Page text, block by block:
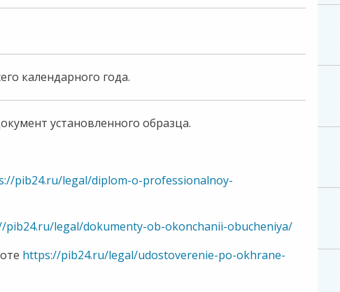
календарного года.
установленного образца.
pib24.ru/legal/diplom-o-professionalnoy-
pib24.ru/legal/dokumenty-ob-okonchanii-obucheniya/
https://pib24.ru/legal/udostoverenie-po-okhrane-